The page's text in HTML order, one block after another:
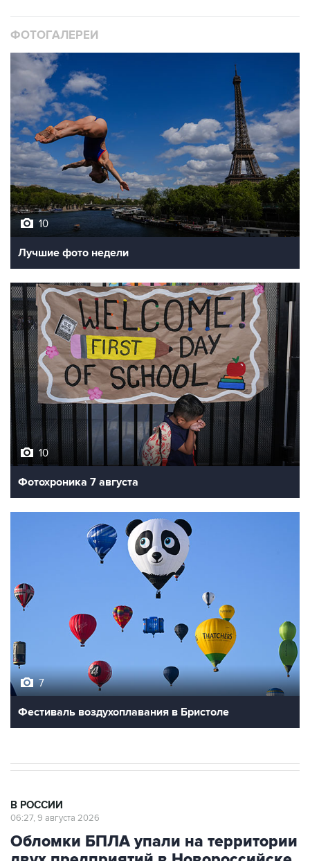
ФОТОГАЛЕРЕИ
10
Лучшие фото недели
10
Фотохроника 7 августа
7
Фестиваль воздухоплавания в Бристоле
В РОССИИ
06:27, 9 августа 2026
Обломки БПЛА упали на территории